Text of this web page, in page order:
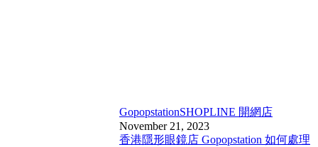
GopopstationSHOPLINE 開網店
November 21, 2023
香港隱形眼鏡店 Gopopstation 如何處理